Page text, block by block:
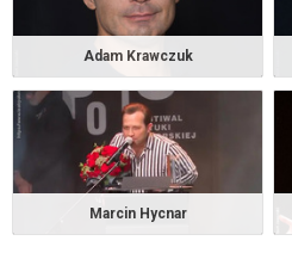
Teatr Polonia w Warszawie
od 77,00 pln
NA RAUSZU
18.11.2026 , g. 19:00
Adam Krawczuk
Marcin Hycnar